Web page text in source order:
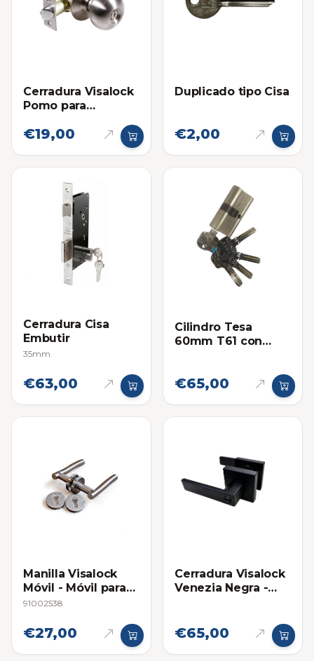
Cerradura Visalock
Pomo para
€19,00
Duplicado tipo Cisa
€2,00
Cerradura Cisa
Embutir
35mm
€63,00
Cilindro Tesa
60mm T61 con
€65,00
Manilla Visalock
Móvil - Móvil para
Cerraduras de
91002538
€27,00
Cerradura Visalock
Venezia Negra -
€65,00